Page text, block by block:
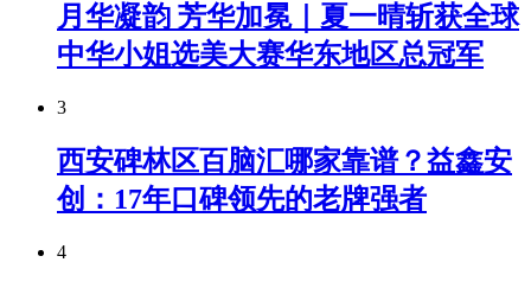
月华凝韵 芳华加冕｜夏一晴斩获全球
中华小姐选美大赛华东地区总冠军
3
西安碑林区百脑汇哪家靠谱？益鑫安
创：17年口碑领先的老牌强者
4